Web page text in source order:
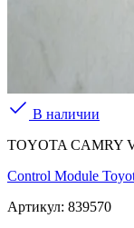
В наличии
TOYOTA CAMRY
Control Module
Артикул: 839570